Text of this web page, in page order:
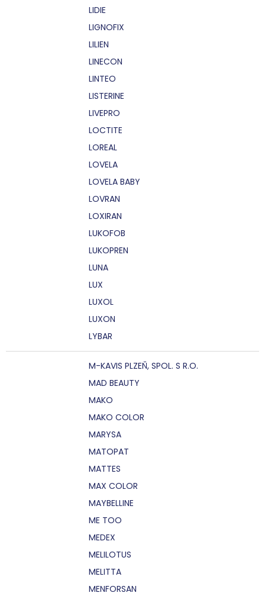
LIDIE
LIGNOFIX
LILIEN
LINECON
LINTEO
LISTERINE
LIVEPRO
LOCTITE
LOREAL
LOVELA
LOVELA BABY
LOVRAN
LOXIRAN
LUKOFOB
LUKOPREN
LUNA
LUX
LUXOL
LUXON
LYBAR
M-KAVIS PLZEŇ, SPOL. S R.O.
MAD BEAUTY
MAKO
MAKO COLOR
MARYSA
MATOPAT
MATTES
MAX COLOR
MAYBELLINE
ME TOO
MEDEX
MELILOTUS
MELITTA
MENFORSAN